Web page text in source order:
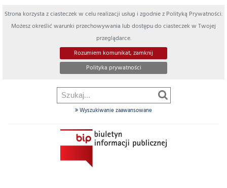
Strona korzysta z ciasteczek w celu realizacji usług i zgodnie z Polityką Prywatności.
Możesz określić warunki przechowywania lub dostępu do ciasteczek w Twojej
przeglądarce.
Rozumiem komunikat, zamknij
Polityka prywatności
Wyszukiwanie zaawansowane